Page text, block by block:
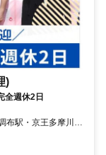
)
全週休2日
布駅・京王多摩川駅
川一丁目バス停前